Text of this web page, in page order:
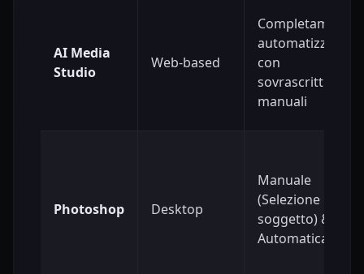
AI Media
Studio
Web-based
Completamente
automatizzato
con
sovrascritture
manuali
Photoshop Desktop
Manuale
(Selezione
soggetto) &
Automatica